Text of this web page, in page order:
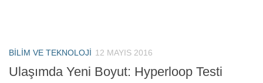
BILIM VE TEKNOLOJI 12 MAYIS 2016
Ulaşımda Yeni Boyut: Hyperloop Testi